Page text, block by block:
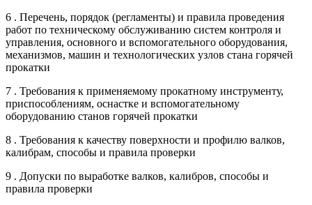
6 . Перечень, порядок (регламенты) и правила проведения
работ по техническому обслуживанию систем контроля и
управления, основного и вспомогательного оборудования,
механизмов, машин и технологических узлов стана горячей
прокатки
7 . Требования к применяемому прокатному инструменту,
приспособлениям, оснастке и вспомогательному
оборудованию станов горячей прокатки
8 . Требования к качеству поверхности и профилю валков,
калибрам, способы и правила проверки
9 . Допуски по выработке валков, калибров, способы и
правила проверки